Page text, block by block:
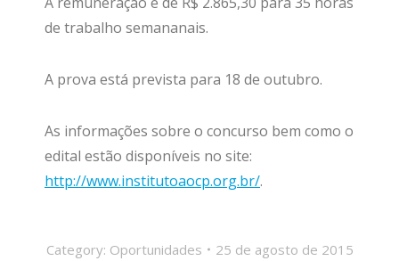
de trabalho semananais.
A prova está prevista para 18 de outubro.
As informações sobre o concurso bem como o
edital estão disponíveis no site:
http://www.institutoaocp.org.br/.
Category: Oportunidades 25 de agosto de 2015